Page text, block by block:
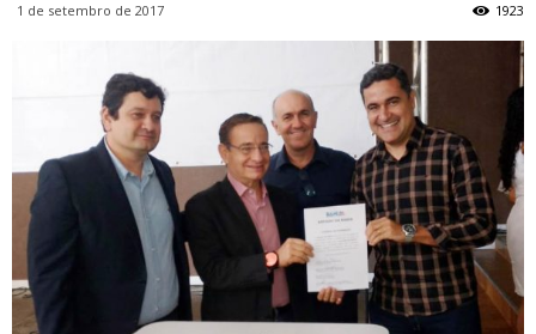
Piritiba
1 de setembro de 2017 1923